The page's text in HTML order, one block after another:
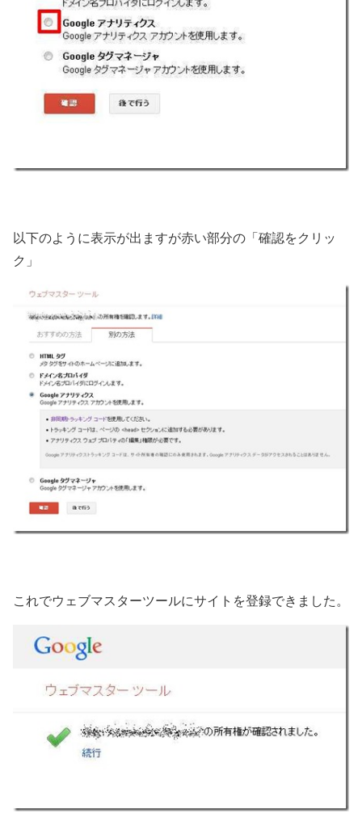
以下のように表示が出ますが赤い部分の「確認をクリッ
ク」
これでウェブマスターツールにサイトを登録できました。